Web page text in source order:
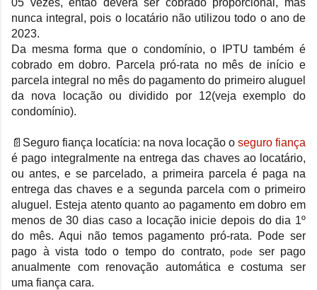
05 vezes, então deverá ser cobrado proporcional, mas
nunca integral, pois o locatário não utilizou todo o ano de
2023.
Da mesma forma que o condomínio, o IPTU também é
cobrado em dobro. Parcela pró-rata no mês de início e
parcela integral no mês do pagamento do primeiro aluguel
da nova locação ou dividido por 12(veja exemplo do
condomínio).
📄Seguro fiança locatícia: na nova locação o seguro fiança
é pago integralmente na entrega das chaves ao locatário,
ou antes, e se parcelado, a primeira parcela é paga na
entrega das chaves e a segunda parcela com o primeiro
aluguel. Esteja atento quanto ao pagamento em dobro em
menos de 30 dias caso a locação inicie depois do dia 1º
do mês. Aqui não temos pagamento pró-rata. Pode ser
pago à vista todo o tempo do contrato, pode ser pago
anualmente com renovação automática e costuma ser
uma fiança cara.